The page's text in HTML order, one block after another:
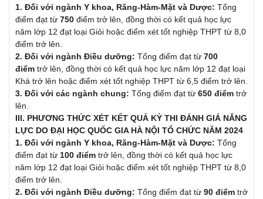
1. Đối với ngành Y khoa, Răng-Hàm-Mặt và Dược: Tổng
điểm đạt từ 750 điểm trở lên, đồng thời có kết quả học lực
năm lớp 12 đạt loại Giỏi hoặc điểm xét tốt nghiệp THPT từ 8,0
điểm trở lên.
2. Đối với ngành Điều dưỡng: Tổng điểm đạt từ 700
điểm trở lên, đồng thời có kết quả học lực năm lớp 12 đạt loại
Khá trở lên hoặc điểm xét tốt nghiệp THPT từ 6,5 điểm trở lên.
3. Đối với các ngành chung: Tổng điểm đạt từ 650 điểm trở
lên.
III. PHƯƠNG THỨC XÉT KẾT QUẢ KỲ THI ĐÁNH GIÁ NĂNG
LỰC DO ĐẠI HỌC QUỐC GIA HÀ NỘI TỔ CHỨC NĂM 2024
1. Đối với ngành Y khoa, Răng-Hàm-Mặt và Dược: Tổng
điểm đạt từ 100 điểm trở lên, đồng thời có kết quả học lực
năm lớp 12 đạt loại Giỏi hoặc điểm xét tốt nghiệp THPT từ 8,0
điểm trở lên.
2. Đối với ngành Điều dưỡng: Tổng điểm đạt từ 90 điểm trở